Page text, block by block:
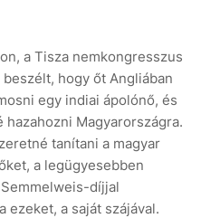
a Tisza nemkongresszus
hogy őt Angliában
egy indiai ápolónő, és
Magyarországra.
tanítani a magyar
a legügyesebben
díjjal
ezeket, a saját szájával.